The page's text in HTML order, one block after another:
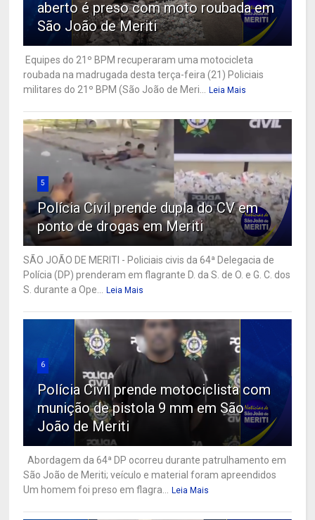
aberto é preso com moto roubada em
São João de Meriti
Equipes do 21º BPM recuperaram uma motocicleta
roubada na madrugada desta terça-feira (21) Policiais
militares do 21º BPM (São João de Meri... Leia Mais
5
Polícia Civil prende dupla do CV em
ponto de drogas em Meriti
SÃO JOÃO DE MERITI - Policiais civis da 64ª Delegacia de
Polícia (DP) prenderam em flagrante D. da S. de O. e G. C. dos
S. durante a Ope... Leia Mais
6
Polícia Civil prende motociclista com
munição de pistola 9 mm em São
João de Meriti
Abordagem da 64ª DP ocorreu durante patrulhamento em
São João de Meriti; veículo e material foram apreendidos
Um homem foi preso em flagra... Leia Mais